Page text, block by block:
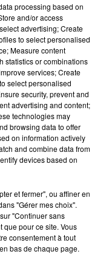
NIGLOLAND
LE
» DE LA
processing based on
and/or access
advertising; Create
to select personalised
Measure content
statistics or combinations
services; Create
select personalised
security, prevent and
advertising and content;
technologies may
browsing data to offer
on information actively
and combine data from
devices based on
et fermer", ou affiner en
"Gérer mes choix".
"Continuer sans
que pour ce site. Vous
consentement à tout
bas de chaque page.